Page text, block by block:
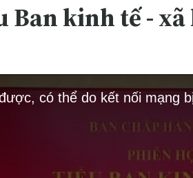
Ban kinh tế -
có thể do kết nối mạng